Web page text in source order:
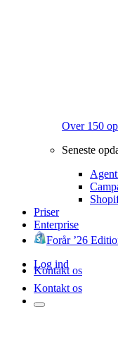
Over 150
Seneste
Priser
Enterprise
Forår ’26
Log ind
Kontakt os
Kontakt os